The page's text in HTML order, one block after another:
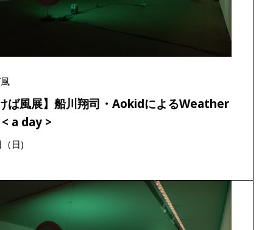
けば風展】船川翔司・AokidによるWeather
a day >
日)